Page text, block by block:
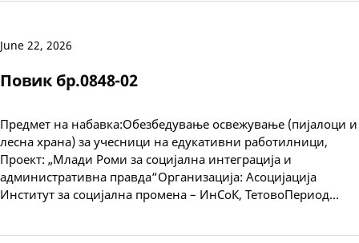
June 22, 2026
Повик бр.0848-02
Предмет на набавка:Обезбедување освежување (пијалоци и
лесна храна) за учесници на едукативни работилници,
Проект: „Млади Роми за социјална интеграција и
административна правда“Организација: Асоцијација
Институт за социјална промена – ИнСоК, ТетовоПериод…